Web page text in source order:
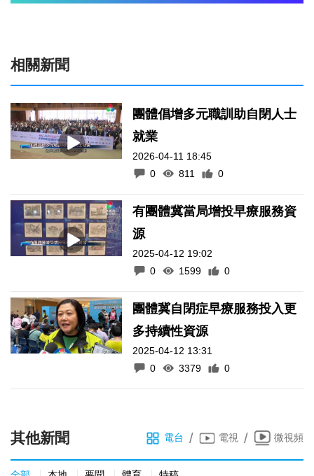
相關新聞
團體倡增多元職訓助自閉人士
就業
2026-04-11 18:45
0
811 0
有團體冀當局增投早療服務資
源
2025-04-12 19:02
0
1599 0
團體冀自閉症早療服務投入更
多持續性資源
2025-04-12 13:31
0
3379 0
其他新聞 電台 / 電視 / 微視頻